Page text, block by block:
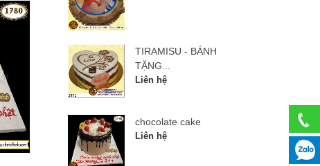
TIRAMISU - BÁNH
TẶNG...
Liên hệ
chocolate cake
Liên hệ